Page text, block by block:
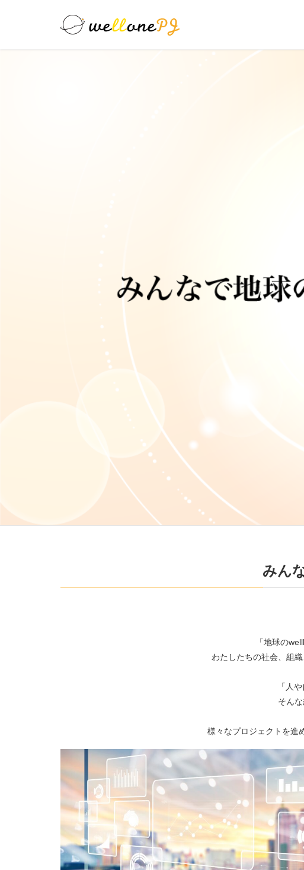
みん
「地球の
わたしたちの社会、組
「人
そん
様々なプロジェクトを進